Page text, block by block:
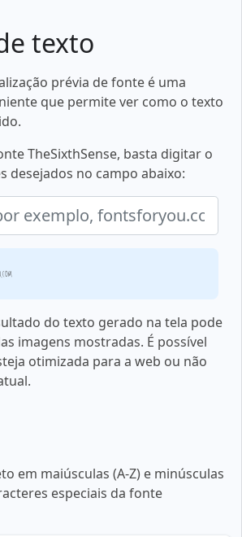
texto
prévia de fonte é uma
que permite ver como o texto
TheSixthSense, basta digitar o
desejados no campo abaixo:
do texto gerado na tela pode
imagens mostradas. É possível
otimizada para a web ou não
em maiúsculas (A-Z) e minúsculas
especiais da fonte